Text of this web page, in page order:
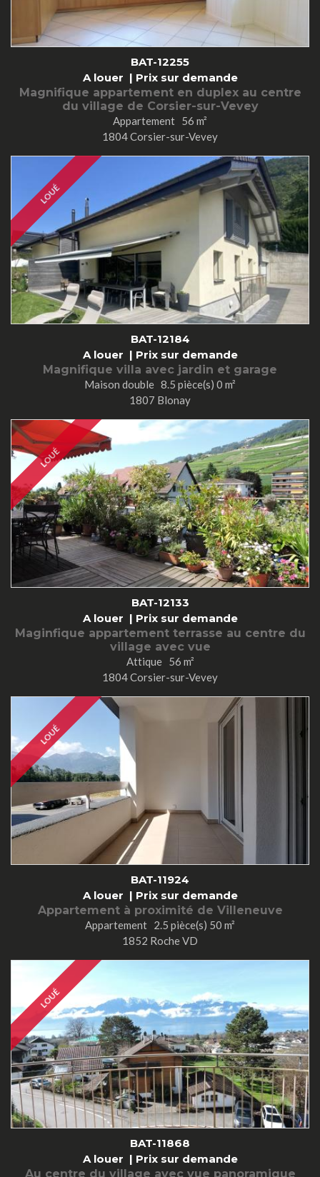
BAT-12255
A louer | Prix sur demande
Magnifique appartement en duplex au centre
du village de Corsier-sur-Vevey
Appartement 56 m²
1804 Corsier-sur-Vevey
LOUÉ
BAT-12184
A louer | Prix sur demande
Magnifique villa avec jardin et garage
Maison double 8.5 pièce(s) 0 m²
1807 Blonay
LOUÉ
BAT-12133
A louer | Prix sur demande
Maginfique appartement terrasse au centre du
village avec vue
Attique 56 m²
1804 Corsier-sur-Vevey
LOUÉ
BAT-11924
A louer | Prix sur demande
Appartement à proximité de Villeneuve
Appartement 2.5 pièce(s) 50 m²
1852 Roche VD
LOUÉ
BAT-11868
A louer | Prix sur demande
Au centre du village avec vue panoramique